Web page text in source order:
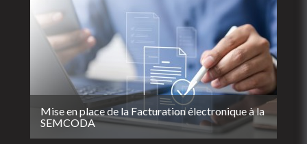
Mise en place de la Facturation électronique à la
SEMCODA